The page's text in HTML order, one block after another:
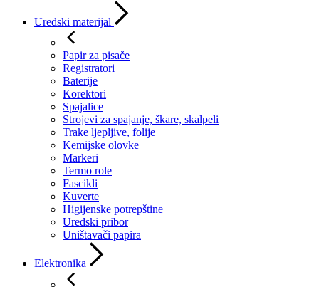
Uredski materijal
Papir za pisače
Registratori
Baterije
Korektori
Spajalice
Strojevi za spajanje, škare, skalpeli
Trake ljepljive, folije
Kemijske olovke
Markeri
Termo role
Fascikli
Kuverte
Higijenske potrepštine
Uredski pribor
Uništavači papira
Elektronika